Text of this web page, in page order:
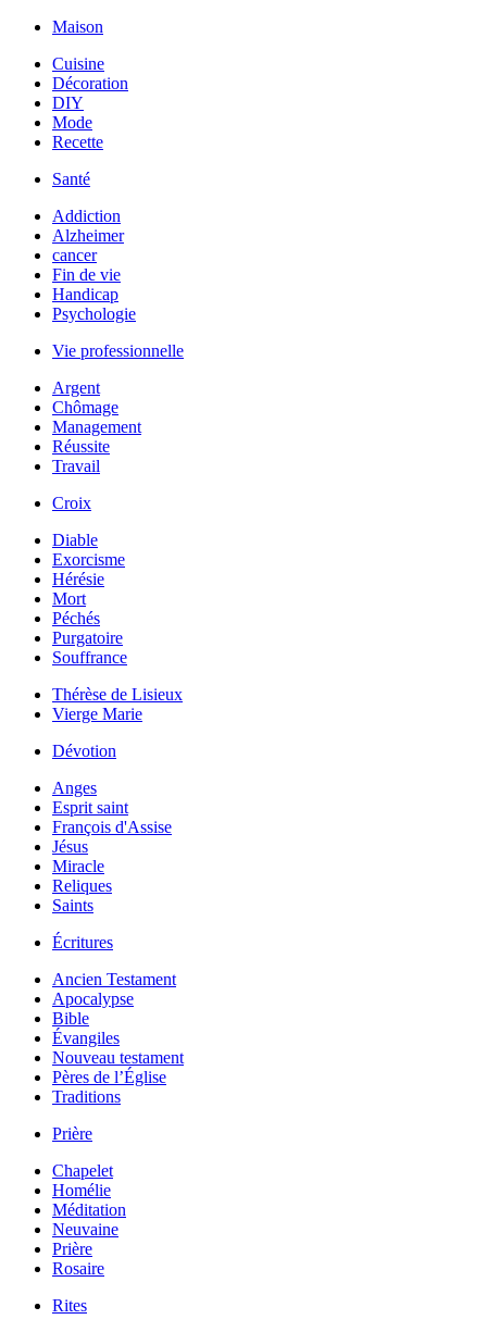
Maison
Cuisine
Décoration
DIY
Mode
Recette
Santé
Addiction
Alzheimer
cancer
Fin de vie
Handicap
Psychologie
Vie professionnelle
Argent
Chômage
Management
Réussite
Travail
Croix
Diable
Exorcisme
Hérésie
Mort
Péchés
Purgatoire
Souffrance
Thérèse de Lisieux
Vierge Marie
Dévotion
Anges
Esprit saint
François d'Assise
Jésus
Miracle
Reliques
Saints
Écritures
Ancien Testament
Apocalypse
Bible
Évangiles
Nouveau testament
Pères de l’Église
Traditions
Prière
Chapelet
Homélie
Méditation
Neuvaine
Prière
Rosaire
Rites